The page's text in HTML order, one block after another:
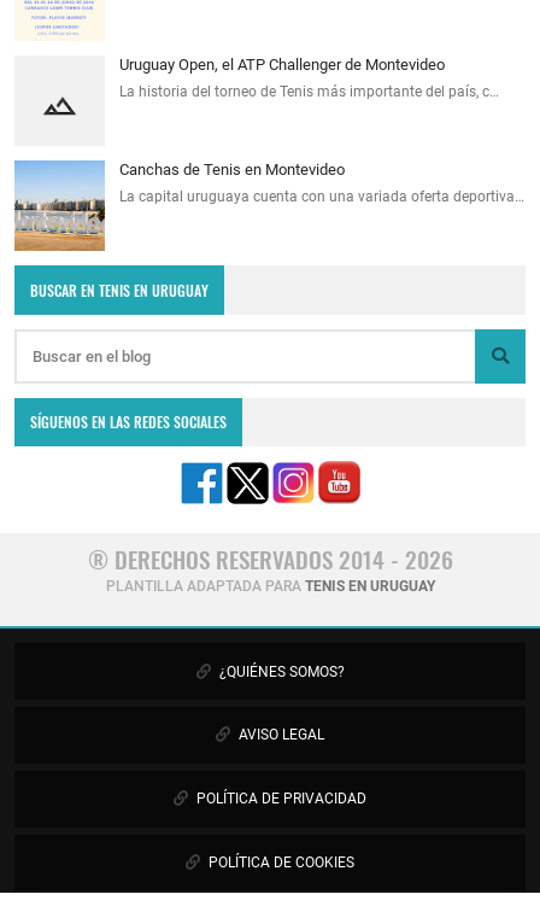
Uruguay Open, el ATP Challenger de Montevideo
La historia del torneo de Tenis más importante del país, c…
Canchas de Tenis en Montevideo
La capital uruguaya cuenta con una variada oferta deportiva…
BUSCAR EN TENIS EN URUGUAY
SÍGUENOS EN LAS REDES SOCIALES
® DERECHOS RESERVADOS 2014 - 2026
PLANTILLA ADAPTADA PARA TENIS EN URUGUAY
¿QUIÉNES SOMOS?
AVISO LEGAL
POLÍTICA DE PRIVACIDAD
POLÍTICA DE COOKIES